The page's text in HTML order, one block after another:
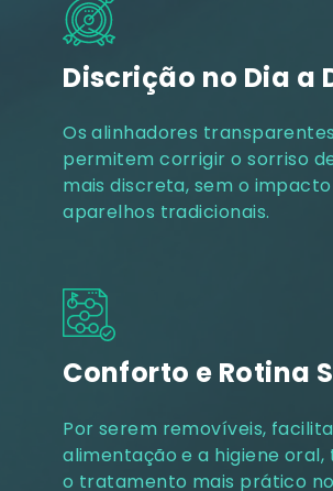
Discrição no Dia a
Os alinhadores transparentes
permitem corrigir o sorriso
mais discreta, sem o impacto
aparelhos tradicionais.
Conforto e Rotina
Por serem removíveis,
alimentação e a higiene oral,
o tratamento mais prático no